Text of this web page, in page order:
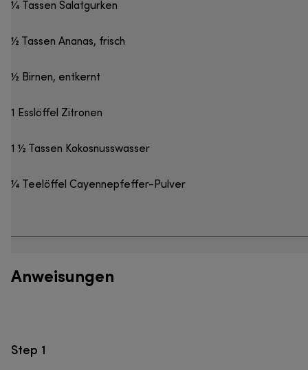
¼ Tassen Salatgurken
½ Tassen Ananas, frisch
½ Birnen, entkernt
1 Esslöffel Zitronen
1 ½ Tassen Kokosnusswasser
¼ Teelöffel Cayennepfeffer-Pulver
Anweisungen
Step 1